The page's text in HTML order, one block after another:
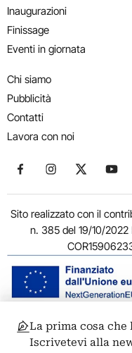
Inaugurazioni
Finissage
Eventi in giornata
Chi siamo
Pubblicità
Contatti
Lavora con noi
Seguici su Facebook
Seguici suSeguici su
Sito realizzato con il
n. 385 del 19/10/2022
© 2011-2026 ARTRIBUNE
00186 Roma - P.I.
La prima cosa
Iscrivetevi alla